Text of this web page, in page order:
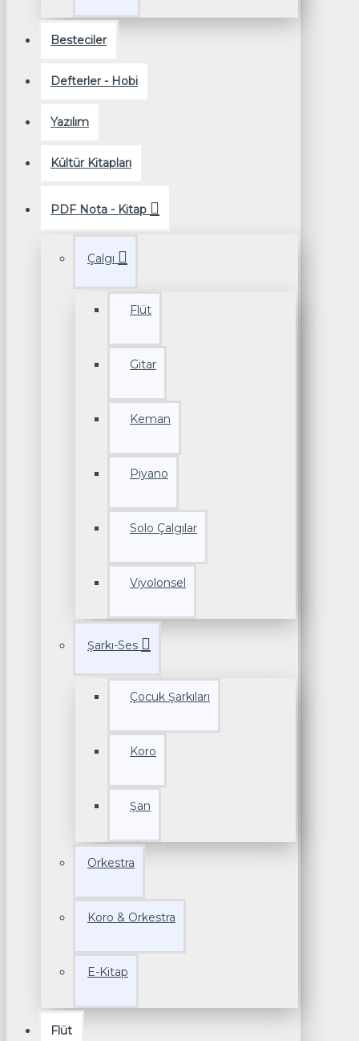
Besteciler
Defterler - Hobi
Yazılım
Kültür Kitapları
PDF Nota - Kitap
Çalgı
Flüt
Gitar
Keman
Piyano
Solo Çalgılar
Viyolonsel
Şarkı-Ses
Çocuk Şarkıları
Koro
Şan
Orkestra
Koro & Orkestra
E-Kitap
Flüt